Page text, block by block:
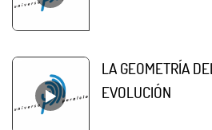
LA GEOMETRÍA
EVOLUCIÓN